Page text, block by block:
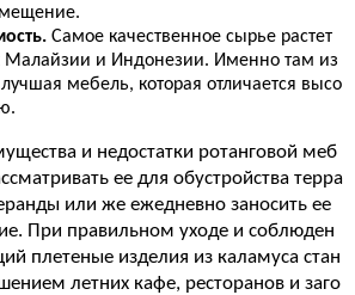
Самое качественное сырье растет
Малайзии и Индонезии. Именно там из
лучшая мебель, которая отличается высо
и недостатки ротанговой меб
ее для обустройства терра
или же ежедневно заносить ее
При правильном уходе и соблюден
плетеные изделия из каламуса стан
летних кафе, ресторанов и заго